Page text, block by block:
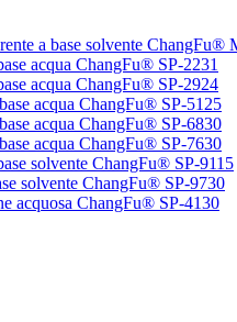
a base solvente ChangFu®
acqua ChangFu® SP-2231
acqua ChangFu® SP-2924
acqua ChangFu® SP-5125
acqua ChangFu® SP-6830
acqua ChangFu® SP-7630
solvente ChangFu® SP-9115
solvente ChangFu® SP-9730
acquosa ChangFu® SP-4130